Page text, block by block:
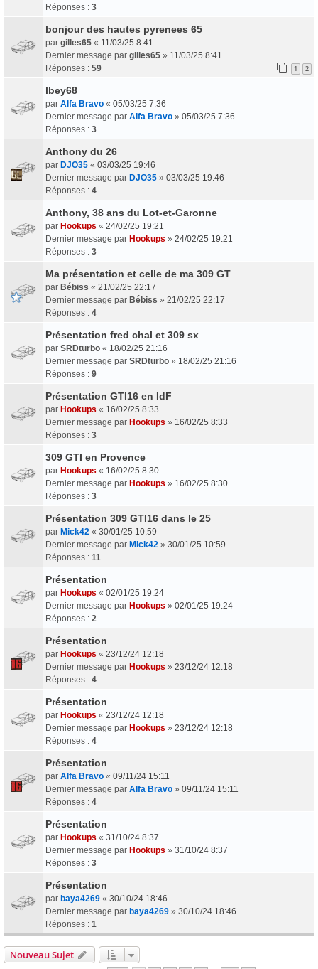
Réponses : 3
bonjour des hautes pyrenees 65
par gilles65 « 11/03/25 8:41
Dernier message par gilles65 » 11/03/25 8:41
Réponses : 59 1 2
lbey68
par Alfa Bravo « 05/03/25 7:36
Dernier message par Alfa Bravo » 05/03/25 7:36
Réponses : 3
Anthony du 26
par DJO35 « 03/03/25 19:46
Dernier message par DJO35 » 03/03/25 19:46
Réponses : 4
Anthony, 38 ans du Lot-et-Garonne
par Hookups « 24/02/25 19:21
Dernier message par Hookups » 24/02/25 19:21
Réponses : 3
Ma présentation et celle de ma 309 GT
par Bébiss « 21/02/25 22:17
Dernier message par Bébiss » 21/02/25 22:17
Réponses : 4
Présentation fred chal et 309 sx
par SRDturbo « 18/02/25 21:16
Dernier message par SRDturbo » 18/02/25 21:16
Réponses : 9
Présentation GTI16 en IdF
par Hookups « 16/02/25 8:33
Dernier message par Hookups » 16/02/25 8:33
Réponses : 3
309 GTI en Provence
par Hookups « 16/02/25 8:30
Dernier message par Hookups » 16/02/25 8:30
Réponses : 3
Présentation 309 GTI16 dans le 25
par Mick42 « 30/01/25 10:59
Dernier message par Mick42 » 30/01/25 10:59
Réponses : 11
Présentation
par Hookups « 02/01/25 19:24
Dernier message par Hookups » 02/01/25 19:24
Réponses : 2
Présentation
par Hookups « 23/12/24 12:18
Dernier message par Hookups » 23/12/24 12:18
Réponses : 4
Présentation
par Hookups « 23/12/24 12:18
Dernier message par Hookups » 23/12/24 12:18
Réponses : 4
Présentation
par Alfa Bravo « 09/11/24 15:11
Dernier message par Alfa Bravo » 09/11/24 15:11
Réponses : 4
Présentation
par Hookups « 31/10/24 8:37
Dernier message par Hookups » 31/10/24 8:37
Réponses : 3
Présentation
par baya4269 « 30/10/24 18:46
Dernier message par baya4269 » 30/10/24 18:46
Réponses : 1
Nouveau Sujet